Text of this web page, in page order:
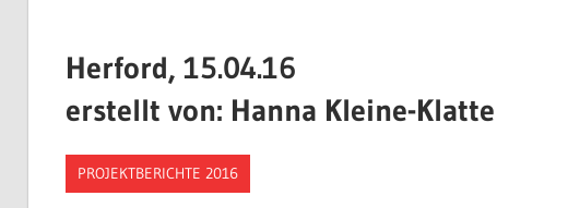
Herford, 15.04.16
erstellt von: Hanna Kleine-Klatte
PROJEKTBERICHTE 2016